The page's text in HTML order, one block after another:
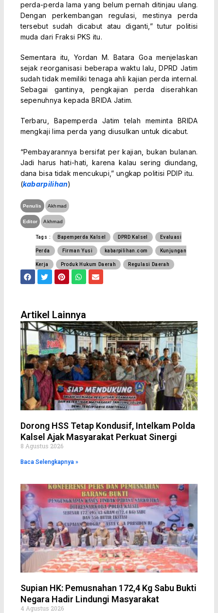
perda-perda lama yang belum pernah ditinjau ulang.
Dengan perkembangan regulasi, mestinya perda
tersebut sudah dicabut atau diganti,” tutur politisi
muda dari Fraksi PKS itu.
Sementara itu, Yordan M. Batara Goa menjelaskan
sejak reorganisasi beberapa waktu lalu, DPRD Jatim
sudah tidak memiliki tenaga ahli kajian perda internal.
Sebagai gantinya, pengkajian perda diserahkan
sepenuhnya kepada BRIDA Jatim.
Terbaru, Bapemperda Jatim telah meminta BRIDA
mengkaji lima perda yang diusulkan untuk dicabut.
“Pembayarannya bersifat per kajian, bukan bulanan.
Jadi harus hati-hati, karena kalau sering diundang,
dana bisa tidak mencukupi,” ungkap politisi PDIP itu.
(kabarpilihan)
Penulis Akhmad
Editor Akhmad
Tags : Bapemperda Kalsel DPRD Kalsel Evaluasi
Perda Firman Yusi kabarpilihan.com Kunjungan
Kerja Produk Hukum Daerah Regulasi Daerah
F
a
o
o
k
T
w
e
r
P
i
r
e
s
t
W
h
a
p
p
E
n
e
Artikel Lainnya
Dorong HSS Tetap Kondusif, Intelkam Polda
Kalsel Ajak Masyarakat Perkuat Sinergi
8 Agustus 2026
Baca Selengkapnya »
Supian HK: Pemusnahan 172,4 Kg Sabu Bukti
Negara Hadir Lindungi Masyarakat
4 Agustus 2026